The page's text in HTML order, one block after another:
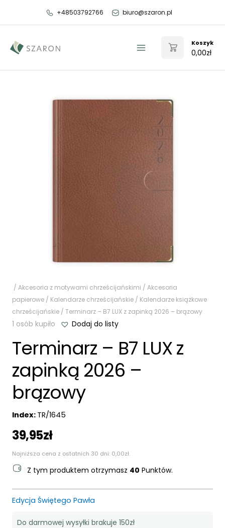
+48503792766 biuro@szaron.pl
Menu
Koszyk
0,00zł
/ Akcesoria z motywami chrześcijańskimi / Akcesoria
papierowe / Kalendarze chrześcijańskie / Kalendarze książkowe
chrześcijańskie / Terminarz – B7 LUX z zapinką 2026 – brązowy
1 osób kupiło Dodaj do listy
Terminarz – B7 LUX z
zapinką 2026 –
brązowy
Index: TR/1645
39,95zł
Najniższa cena z ostatnich 30 dni: 0,00zł.
Z tym produktem otrzymasz 40 Punktów.
Edycja Świętego Pawła
Do darmowej wysyłki brakuje 150zł